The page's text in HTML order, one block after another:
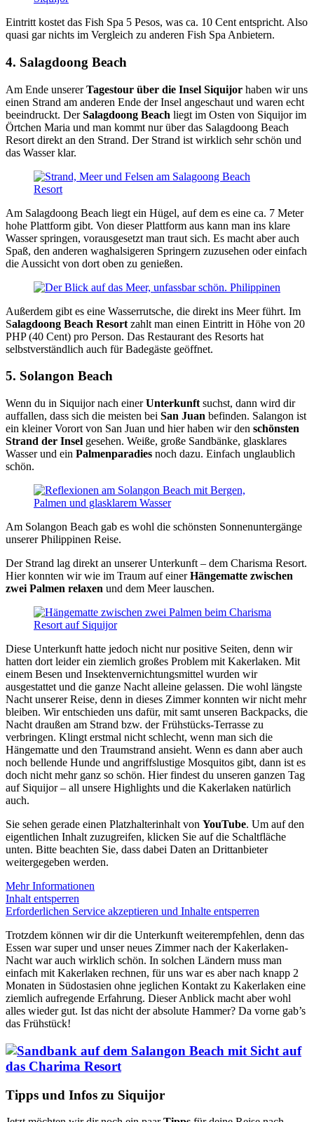
Eintritt kostet das Fish Spa 5 Pesos, was ca. 10 Cent entspricht. Also
quasi gar nichts im Vergleich zu anderen Fish Spa Anbietern.
4. Salagdoong Beach
Am Ende unsererTagestour über die Insel Siquijor haben wir uns
einen Strand am anderen Ende der Insel angeschaut und waren echt
beeindruckt. DerSalagdoong Beach liegt im Osten von Siquijor im
Örtchen Maria und man kommt nur über das Salagdoong Beach
Resort direkt an den Strand. Der Strand ist wirklich sehr schön und
das Wasser klar.
Am Salagdoong Beach liegt ein Hügel, auf dem es eine ca. 7 Meter
hohe Plattform gibt. Von dieser Plattform aus kann man ins klare
Wasser springen, vorausgesetzt man traut sich. Es macht aber auch
Spaß, den anderen waghalsigeren Springern zuzusehen oder einfach
die Aussicht von dort oben zu genießen.
Außerdem gibt es eine Wasserrutsche, die direkt ins Meer führt. Im
Salagdoong Beach Resort zahlt man einen Eintritt in Höhe von 20
PHP (40 Cent) pro Person. Das Restaurant des Resorts hat
selbstverständlich auch für Badegäste geöffnet.
5. Solangon Beach
Wenn du in Siquijor nach einerUnterkunft suchst, dann wird dir
auffallen, dass sich die meisten bei San Juan befinden. Salangon ist
ein kleiner Vorort von San Juan und hier haben wir den schönsten
Strand der Insel gesehen. Weiße, große Sandbänke, glasklares
Wasser und ein Palmenparadies noch dazu. Einfach unglaublich
schön.
Am Solangon Beach gab es wohl die schönsten Sonnenuntergänge
unserer Philippinen Reise.
Der Strand lag direkt an unserer Unterkunft – dem Charisma Resort.
Hier konnten wir wie im Traum auf einerHängematte zwischen
zwei Palmen relaxen und dem Meer lauschen.
Diese Unterkunft hatte jedoch nicht nur positive Seiten, denn wir
hatten dort leider ein ziemlich großes Problem mit Kakerlaken. Mit
einem Besen und Insektenvernichtungsmittel wurden wir
ausgestattet und die ganze Nacht alleine gelassen. Die wohl längste
Nacht unserer Reise, denn in dieses Zimmer konnten wir nicht mehr
bleiben. Wir entschieden uns dafür, mit samt unseren Backpacks, die
Nacht draußen am Strand bzw. der Frühstücks-Terrasse zu
verbringen. Klingt erstmal nicht schlecht, wenn man sich die
Hängematte und den Traumstrand ansieht. Wenn es dann aber auch
noch bellende Hunde und angriffslustige Mosquitos gibt, dann ist es
doch nicht mehr ganz so schön. Hier findest du unseren ganzen Tag
auf Siquijor – all unsere Highlights und die Kakerlaken natürlich
auch.
Sie sehen gerade einen Platzhalterinhalt von YouTube. Um auf den
eigentlichen Inhalt zuzugreifen, klicken Sie auf die Schaltfläche
unten. Bitte beachten Sie, dass dabei Daten an Drittanbieter
weitergegeben werden.
Mehr Informationen
Inhalt entsperren
Erforderlichen Service akzeptieren und Inhalte entsperren
Trotzdem können wir dir die Unterkunft weiterempfehlen, denn das
Essen war super und unser neues Zimmer nach der Kakerlaken-
Nacht war auch wirklich schön. In solchen Ländern muss man
einfach mit Kakerlaken rechnen, für uns war es aber nach knapp 2
Monaten in Südostasien ohne jeglichen Kontakt zu Kakerlaken eine
ziemlich aufregende Erfahrung. Dieser Anblick macht aber wohl
alles wieder gut. Ist das nicht der absolute Hammer? Da vorne gab’s
das Frühstück!
Tipps und Infos zu Siquijor